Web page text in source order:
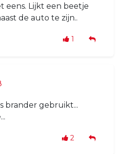
eens. Lijkt een beetje
de auto te zijn..
1
brander gebruikt...
2